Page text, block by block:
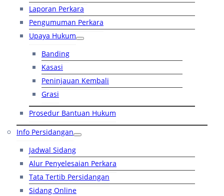
Laporan Perkara
Pengumuman Perkara
Upaya Hukum
Banding
Kasasi
Peninjauan Kembali
Grasi
Prosedur Bantuan Hukum
Info Persidangan
Jadwal Sidang
Alur Penyelesaian Perkara
Tata Tertib Persidangan
Sidang Online